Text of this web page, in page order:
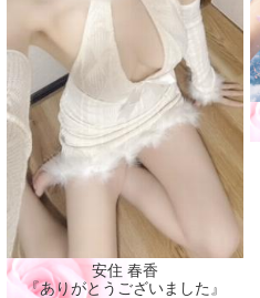
安住 春香
『ありがとうございました』